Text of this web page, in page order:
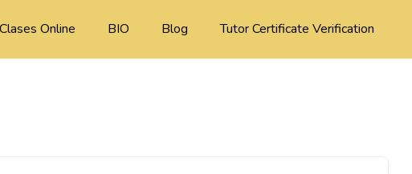
Clases Online BIO Blog Tutor Certificate Verification